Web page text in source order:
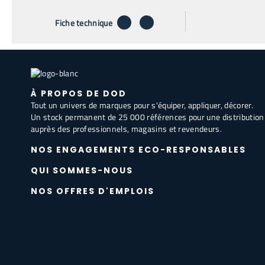
Fiche technique téléchargerenvoyer par email
À PROPOS DE DOD
Tout un univers de marques pour s'équiper, appliquer, décorer.
Un stock permanent de 25 000 références pour une distribution
auprès des professionnels, magasins et revendeurs.
NOS ENGAGEMENTS ECO-RESPONSABLES
QUI SOMMES-NOUS
NOS OFFRES D'EMPLOIS